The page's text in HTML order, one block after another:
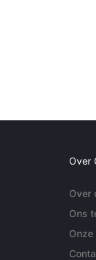
Over
Over
Ons
Onze